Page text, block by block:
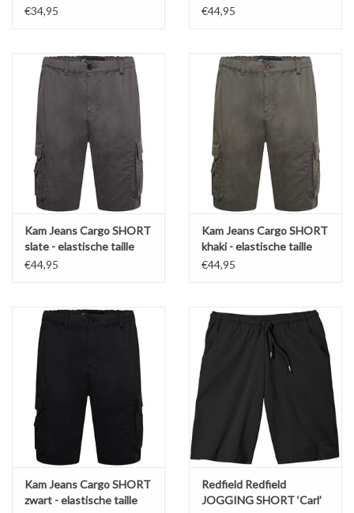
blauw
€34,95
€44,95
Kam Jeans Cargo SHORT
slate - elastische taille
€44,95
Kam Jeans Cargo SHORT
khaki - elastische taille
€44,95
Kam Jeans Cargo SHORT
zwart - elastische taille
Redfield Redfield
JOGGING SHORT ‘Carl’